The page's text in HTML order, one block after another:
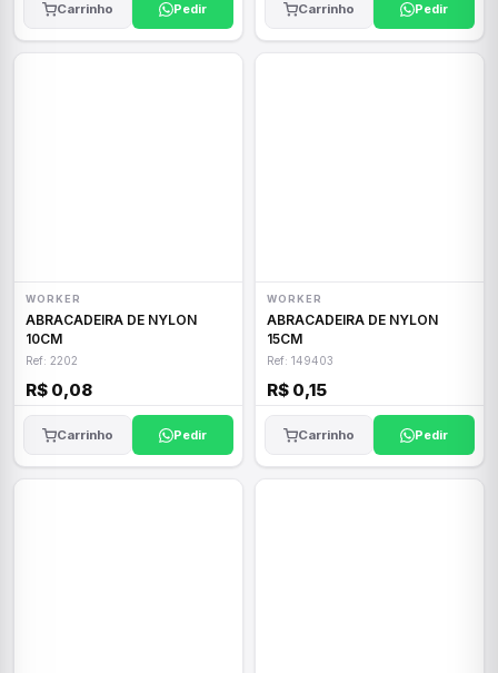
Carrinho Pedir Carrinho Pedir
WORKER
ABRACADEIRA DE NYLON
10CM
Ref: 2202
R$ 0,08
Carrinho Pedir
WORKER
ABRACADEIRA DE NYLON
15CM
Ref: 149403
R$ 0,15
Carrinho Pedir